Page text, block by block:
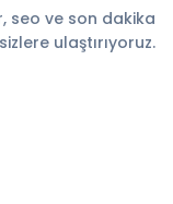
seo ve son dakika
ulaştırıyoruz.